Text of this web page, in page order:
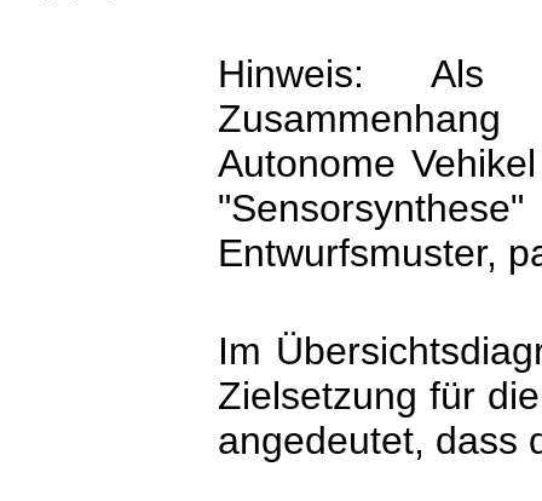
Hinweis: Als
Autonome
Entwurfsmuster,
Im
Zielsetzung für
angedeutet, dass